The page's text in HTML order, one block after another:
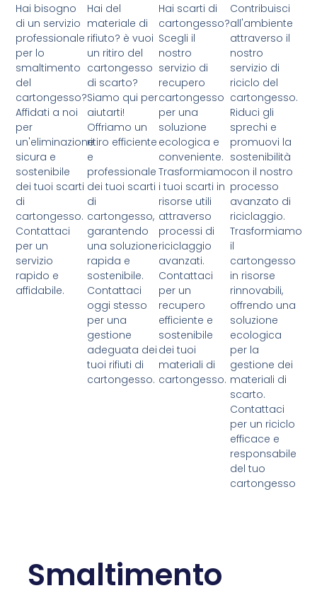
Hai bisogno
di un servizio
professionale
per lo
smaltimento
del
cartongesso?
Affidati a noi
per
un'eliminazione
sicura e
sostenibile
dei tuoi scarti
di
cartongesso.
Contattaci
per un
servizio
rapido e
affidabile.
Hai del
materiale di
rifiuto? è vuoi
un ritiro del
cartongesso
di scarto?
Siamo qui per
aiutarti!
Offriamo un
ritiro efficiente
e
professionale
dei tuoi scarti
di
cartongesso,
garantendo
una soluzione
rapida e
sostenibile.
Contattaci
oggi stesso
per una
gestione
adeguata dei
tuoi rifiuti di
cartongesso.
Hai scarti di
cartongesso?
Scegli il
nostro
servizio di
recupero
cartongesso
per una
soluzione
ecologica e
conveniente.
Trasformiamo
i tuoi scarti in
risorse utili
attraverso
processi di
riciclaggio
avanzati.
Contattaci
per un
recupero
efficiente e
sostenibile
dei tuoi
materiali di
cartongesso.
Contribuisci
all'ambiente
attraverso il
nostro
servizio di
riciclo del
cartongesso.
Riduci gli
sprechi e
promuovi la
sostenibilità
con il nostro
processo
avanzato di
riciclaggio.
Trasformiamo
il
cartongesso
in risorse
rinnovabili,
offrendo una
soluzione
ecologica
per la
gestione dei
materiali di
scarto.
Contattaci
per un riciclo
efficace e
responsabile
del tuo
cartongesso
Smaltimento